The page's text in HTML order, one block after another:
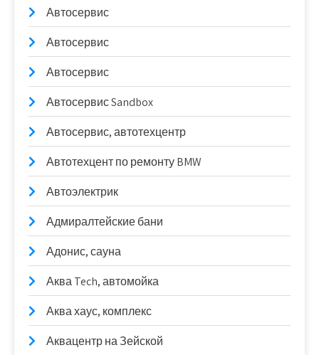
Автосервис
Автосервис
Автосервис
Автосервис Sandbox
Автосервис, автотехцентр
Автотехцент по ремонту BMW
Автоэлектрик
Адмиралтейские бани
Адонис, сауна
Аква Tech, автомойка
Аква хаус, комплекс
Аквацентр на Зейской